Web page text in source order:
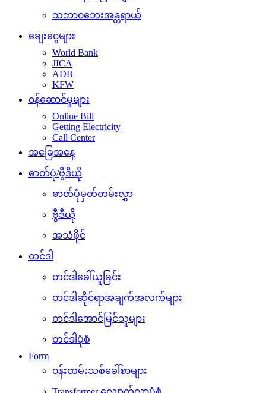
သဘာ၀ဘေးအန္တရာယ်
ချေးငွေများ
World Bank
JICA
ADB
KFW
၀န်ဆောင်မှုများ
Online Bill
Getting Electricity
Call Center
အခြေအနေ
ဓာတ်ပုံ/ဗွီဒီယို
ဓာတ်ပုံမှတ်တမ်းလွှာ
ဗွီဒီယို
အသံဖိုင်
တင်ဒါ
တင်ဒါခေါ်ယူခြင်း
တင်ဒါဆိုင်ရာအချက်အလက်များ
တင်ဒါအောင်မြင်သူများ
တင်ဒါပုံစံ
Form
၀န်းထမ်းသစ်ခေါ်စာများ